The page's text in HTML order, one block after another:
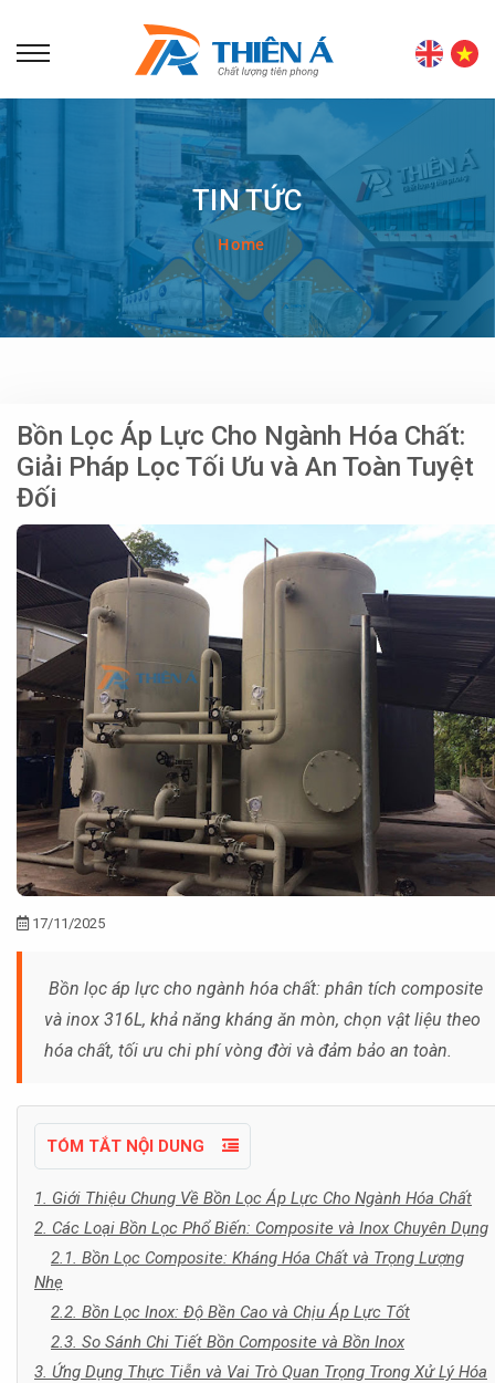
TIN TỨC
Home
Bồn Lọc Áp Lực Cho Ngành Hóa Chất:
Giải Pháp Lọc Tối Ưu và An Toàn Tuyệt
Đối
17/11/2025
Bồn lọc áp lực cho ngành hóa chất: phân tích composite
và inox 316L, khả năng kháng ăn mòn, chọn vật liệu theo
hóa chất, tối ưu chi phí vòng đời và đảm bảo an toàn.
TÓM TẮT NỘI DUNG
1. Giới Thiệu Chung Về Bồn Lọc Áp Lực Cho Ngành Hóa Chất
2. Các Loại Bồn Lọc Phổ Biến: Composite và Inox Chuyên Dụng
2.1. Bồn Lọc Composite: Kháng Hóa Chất và Trọng Lượng
Nhẹ
2.2. Bồn Lọc Inox: Độ Bền Cao và Chịu Áp Lực Tốt
2.3. So Sánh Chi Tiết Bồn Composite và Bồn Inox
3. Ứng Dụng Thực Tiễn và Vai Trò Quan Trọng Trong Xử Lý Hóa